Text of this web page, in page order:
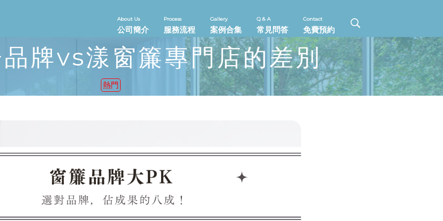
About Us
公司簡介
Process
服務流程
Gallery
案例合集
Q & A
常見問答
Contact
免費預約
牌vs漾窗簾專門店的差別
熱門